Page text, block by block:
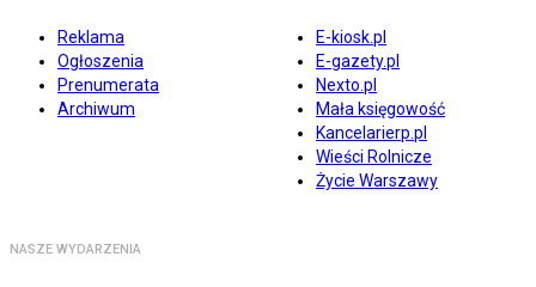
Reklama
Ogłoszenia
Prenumerata
Archiwum
E-kiosk.pl
E-gazety.pl
Nexto.pl
Mała księgowość
Kancelarierp.pl
Wieści Rolnicze
Życie Warszawy
NASZE WYDARZENIA